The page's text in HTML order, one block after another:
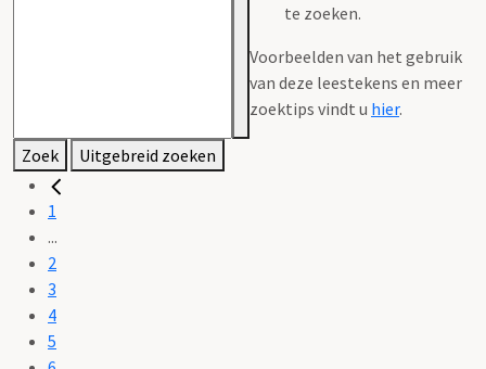
te zoeken.
Voorbeelden van het gebruik
van deze leestekens en meer
zoektips vindt u hier.
Zoek Uitgebreid zoeken
1
...
2
3
4
5